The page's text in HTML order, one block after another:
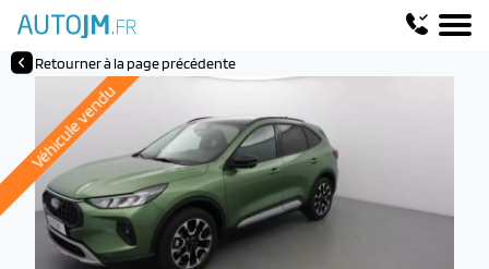
Retourner à la page précédente
Véhicule vendu